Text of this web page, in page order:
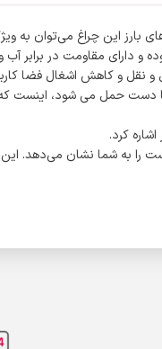
و منبع تغذیه آن باتری داخلی است که به مدت زمان شارژ آن
مقاومت در برابر آب و
تا جهت حمل و نقل و کاهش
دست حمل می شود، اینست
به شما نشان می‌دهد. این